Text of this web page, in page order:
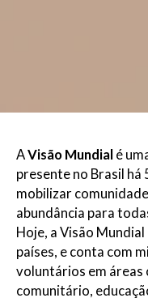
AVisão Mundial é
presente no Brasil há
mobilizar
abundância para
Hoje, a Visão
países, e conta com
voluntários em
comunitário,